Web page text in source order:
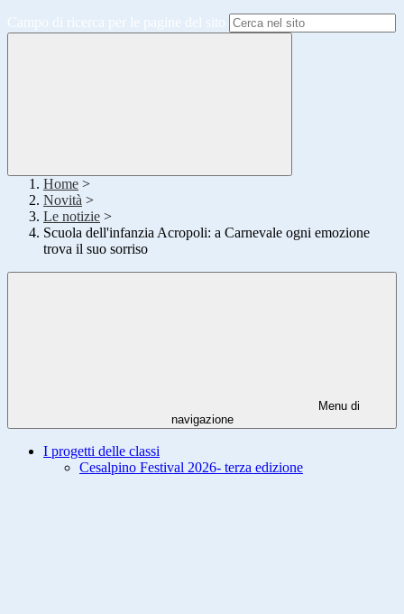
Campo di ricerca per le pagine del sito
Home >
Novità >
Le notizie >
Scuola dell'infanzia Acropoli: a Carnevale ogni emozione
trova il suo sorriso
Menu di
navigazione
I progetti delle classi
Cesalpino Festival 2026- terza edizione